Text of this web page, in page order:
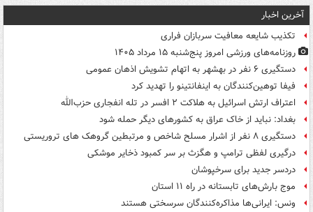
آخرین اخبار
تکذیب شایعه معافیت سربازان فراری
روزنامه‌های ورزشی امروز پنج‌شنبه ۱۵ مرداد ۱۴۰۵
دستگیری ۶ نفر در بهشهر به اتهام تشویش اذهان عمومی
فیفا توهین‌کنندگان به اینفانتینو را تهدید کرد
اعتراف ارتش اسرائیل به هلاکت ۲ افسر در تله انفجاری حزب‌الله
بغداد: نباید از خاک عراق به کشورهای دیگر حمله شود
دستگیری ۸ نفر از اشرار مسلح شاخص و مرتبطین گروهک های تروریستی
درگیری لفظی ترامپ و هگزث بر سر کمبود ذخایر موشکی
دردسر جدید برای سرخپوشان
موج بارش‌های تابستانه در راه ۱۱ استان
ونس: ایرانی‌ها مذاکره‌کنندگان سرسختی هستند